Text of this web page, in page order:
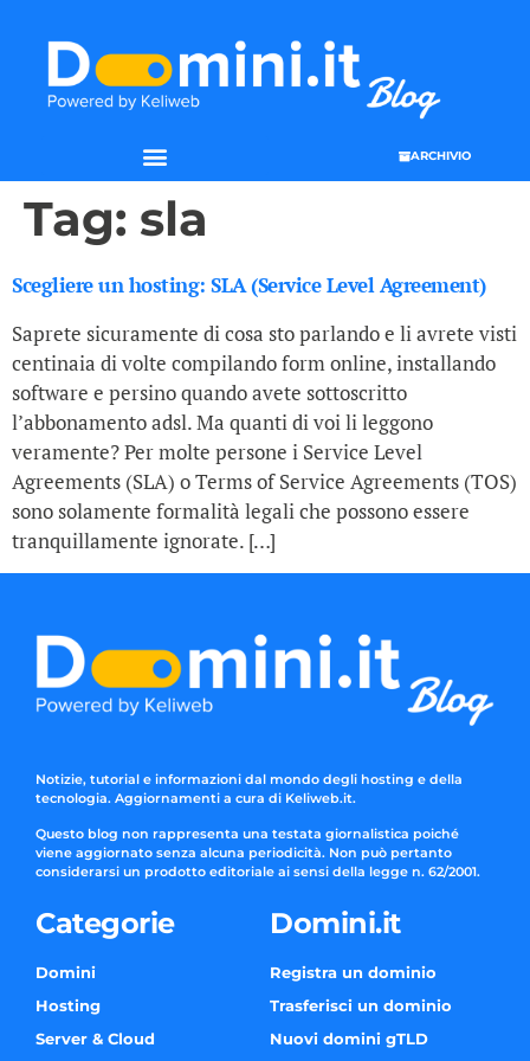
ARCHIVIO
Tag: sla
Scegliere un hosting: SLA (Service Level Agreement)
Saprete sicuramente di cosa sto parlando e li avrete visti
centinaia di volte compilando form online, installando
software e persino quando avete sottoscritto
l’abbonamento adsl. Ma quanti di voi li leggono
veramente? Per molte persone i Service Level
Agreements (SLA) o Terms of Service Agreements (TOS)
sono solamente formalità legali che possono essere
tranquillamente ignorate. […]
Notizie, tutorial e informazioni dal mondo degli hosting e della
tecnologia. Aggiornamenti a cura di Keliweb.it.
Questo blog non rappresenta una testata giornalistica poiché
viene aggiornato senza alcuna periodicità. Non può pertanto
considerarsi un prodotto editoriale ai sensi della legge n. 62/2001.
Categorie
Domini
Hosting
Server & Cloud
Domini.it
Registra un dominio
Trasferisci un dominio
Nuovi domini gTLD